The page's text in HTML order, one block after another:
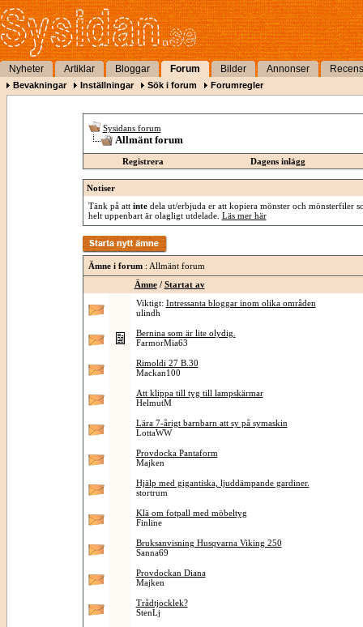
Nyheter Artiklar Bloggar Forum Bilder Annonser
Bevakningar Inställningar Sök i forum Forumregler
Sysidans forum
Allmänt forum
Registrera Dagens inlägg
Notiser
Tänk på att intedela ut/erbjuda er att kopiera mönster och mönsterfiler
helt uppenbart är olagligt utdelade. Läs mer här
Ämne i forum: Allmänt forum
Ämne/ Startat av
Viktigt: Intressanta bloggar inom olika områden
ulindh
Bernina som är lite olydig.
FarmorMia63
Rimoldi 27 B.30
Mackan100
Att klippa till tyg till lampskärmar
HelmutM
Lära 7-årigt barnbarn att sy på symaskin
LottaWW
Provdocka Pantaform
Majken
Hjälp med gigantiska, ljuddämpande gardiner.
stortrum
Klä om fotpall med möbeltyg
Finline
Bruksanvisning Husqvarna Viking 250
Sanna69
Provdockan Diana
Majken
Trådtjocklek?
StenLj